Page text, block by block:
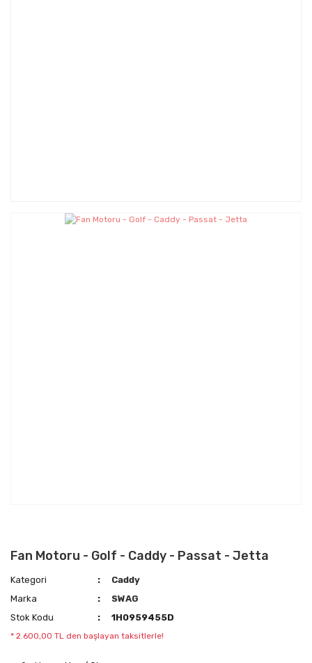
Fan Motoru - Golf - Caddy - Passat - Jetta
Kategori
Caddy
Marka
SWAG
Stok Kodu
1H0959455D
* 2.600,00 TL den başlayan taksitlerle!